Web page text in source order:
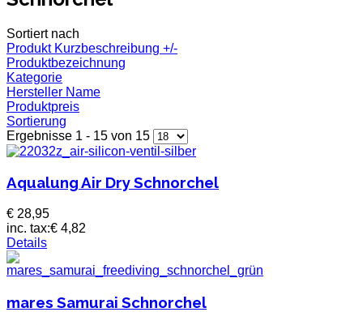
Sortiert nach
Produkt Kurzbeschreibung +/-
Produktbezeichnung
Kategorie
Hersteller Name
Produktpreis
Sortierung
Ergebnisse 1 - 15 von 15
Aqualung Air Dry Schnorchel
€ 28,95
inc. tax:€ 4,82
Details
mares Samurai Schnorchel